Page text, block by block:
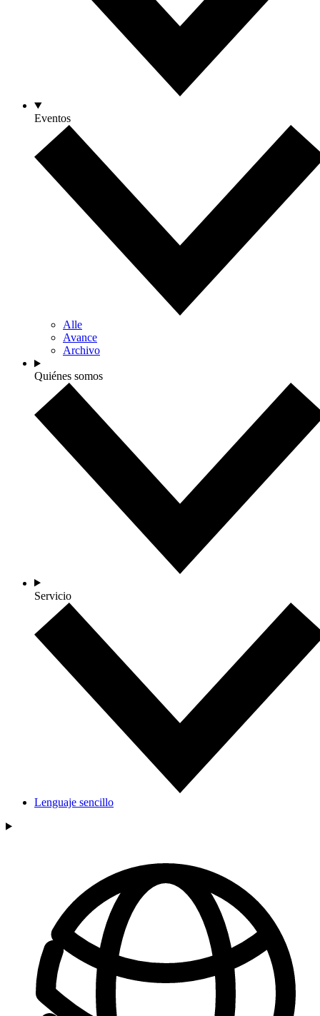
Eventos
Alle
Avance
Archivo
Quiénes somos
Servicio
Lenguaje sencillo